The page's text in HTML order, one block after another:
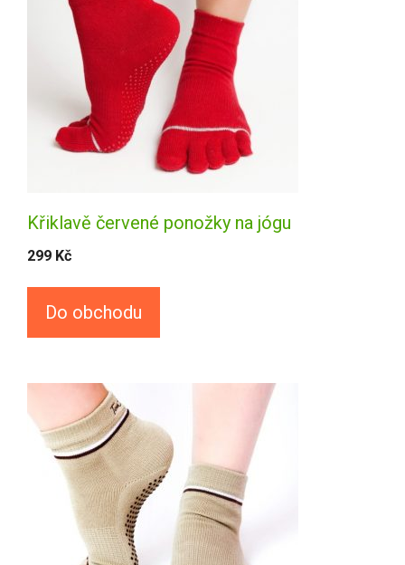
Křiklavě červené ponožky na jógu
299 Kč
Do obchodu